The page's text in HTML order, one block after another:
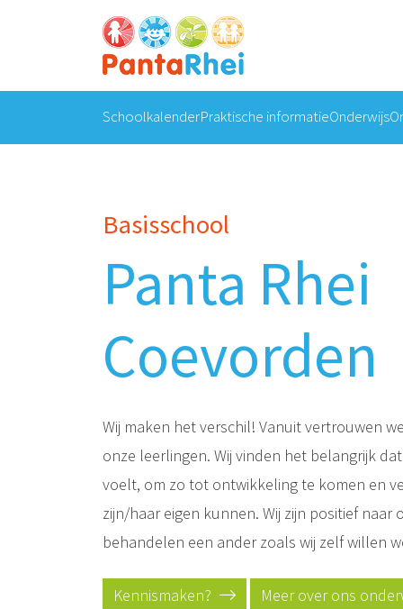
SchoolkalenderPraktische informatieOnderwijs
Basisschool
Panta Rhei
Coevorden
Wij maken het verschil! Vanuit vertrouwen
onze leerlingen. Wij vinden het belangrijk
voelt, om zo tot ontwikkeling te komen en
zijn/haar eigen kunnen. Wij zijn positief naar
behandelen een ander zoals wij zelf willen
Kennismaken? Meer over ons